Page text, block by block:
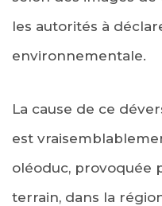
les autorités à
environnementale.
La cause de ce
est
oléoduc, provoquée
terrain, dans la